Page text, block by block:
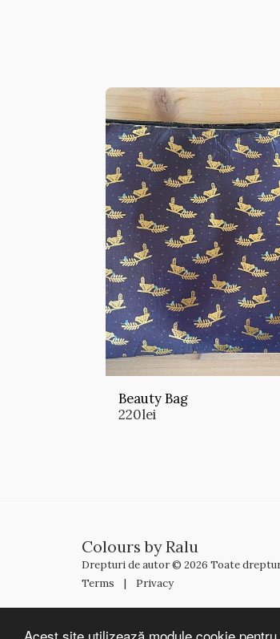
Acest site utilizează module cookie
Beauty Bag
220lei
Colours by Ralu
Drepturi de autor © 2026 Toate
Terms | Privacy